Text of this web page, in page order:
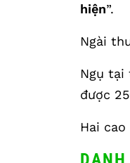
hiện”.
Ngài
Ngụ tại
được
Hai